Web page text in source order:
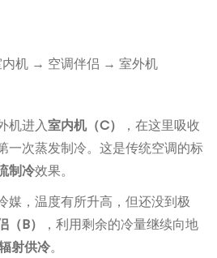
机 → 空调伴侣 → 室外机
机进入室内机（C）
，在这里吸收
一次蒸发制冷。这是传统空调的标
制冷效果。
媒，温度有所升高，但还没到极
（B）
，利用剩余的冷量继续向地
射供冷。